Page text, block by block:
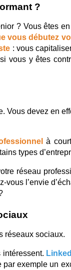
?
? Vous êtes
vous débutez
: vous
vous y êtes
devez en
à
types
réseau
l’envie
réseaux sociaux.
par exemple un